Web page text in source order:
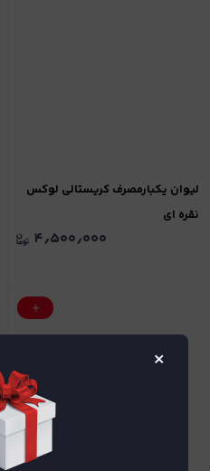
لیوان یکبارمصرف کریستالی لوکس
نقره ای
۴٫۵۰۰٫۰۰۰
×